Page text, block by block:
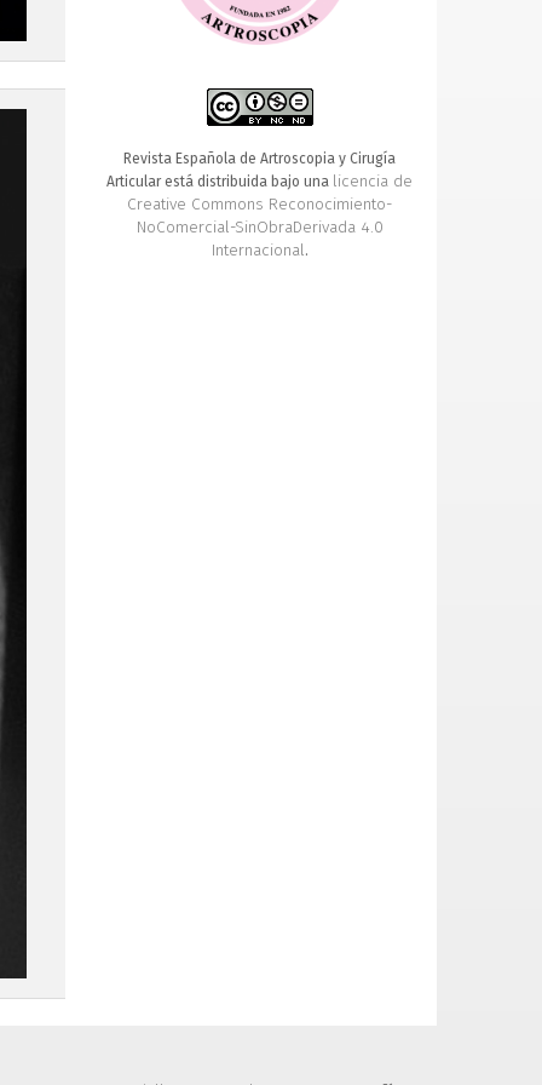
Revista Española de Artroscopia y Cirugía
Articular está distribuida bajo una licencia de
Creative Commons Reconocimiento-
NoComercial-SinObraDerivada 4.0
Internacional.